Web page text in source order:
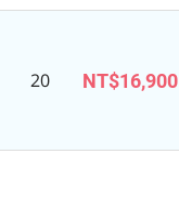
20 NT$16,900